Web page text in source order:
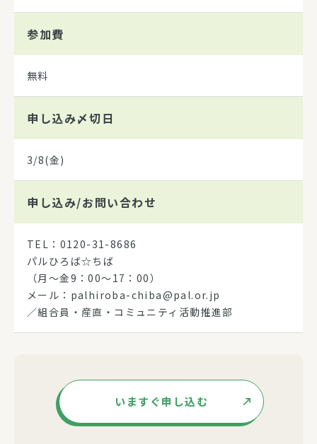
参加費
無料
申し込み〆切日
3/8(金)
申し込み/お問い合わせ
TEL：0120-31-8686
パルひろば☆ちば
（月～金9：00～17：00）
メール：palhiroba-chiba@pal.or.jp
／組合員・産直・コミュニティ活動推進部
いますぐ申し込む